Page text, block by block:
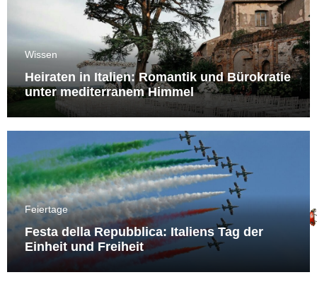
Wissen
Heiraten in Italien: Romantik und Bürokratie
unter mediterranem Himmel
Feiertage
Festa della Repubblica: Italiens Tag der
Einheit und Freiheit